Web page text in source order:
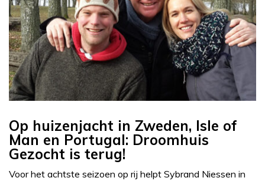
Op huizenjacht in Zweden, Isle of
Man en Portugal: Droomhuis
Gezocht is terug!
Voor het achtste seizoen op rij helpt Sybrand Niessen in